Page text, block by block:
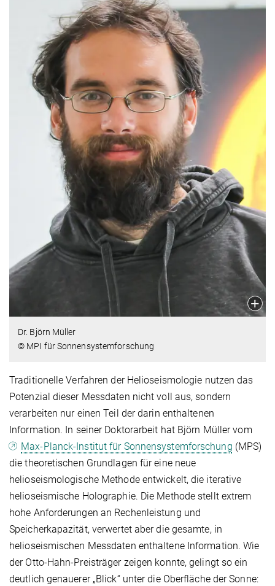
Dr. Björn Müller
© MPI für Sonnensystemforschung
Traditionelle Verfahren der Helioseismologie nutzen das
Potenzial dieser Messdaten nicht voll aus, sondern
verarbeiten nur einen Teil der darin enthaltenen
Information. In seiner Doktorarbeit hat Björn Müller vom
Max-Planck-Institut für Sonnensystemforschung (MPS)
die theoretischen Grundlagen für eine neue
helioseismologische Methode entwickelt, die iterative
helioseismische Holographie. Die Methode stellt extrem
hohe Anforderungen an Rechenleistung und
Speicherkapazität, verwertet aber die gesamte, in
helioseismischen Messdaten enthaltene Information. Wie
der Otto-Hahn-Preisträger zeigen konnte, gelingt so ein
deutlich genauerer „Blick“ unter die Oberfläche der Sonne: